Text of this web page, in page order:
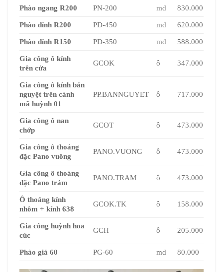
Phào ngang R200 PN-200 md 830.000
Phào đỉnh R200 PD-450 md 620.000
Phào đỉnh R150 PD-350 md 588.000
Gia công ô kính
trên cửa
GCOK ô 347.000
Gia công ô kính bán
nguyệt trên cánh
mã huỳnh 01
PP.BANNGUYET ô 717.000
Gia công ô nan
chớp
GCOT ô 473.000
Gia công ô thoáng
đặc Pano vuông
PANO.VUONG ô 473.000
Gia công ô thoáng
đặc Pano trám
PANO.TRAM ô 473.000
Ô thoáng kính
nhôm + kính 638
GCOK.TK ô 158.000
Gia công huỳnh hoa
cúc
GCH ô 205.000
Phào giả 60 PG-60 md 80.000